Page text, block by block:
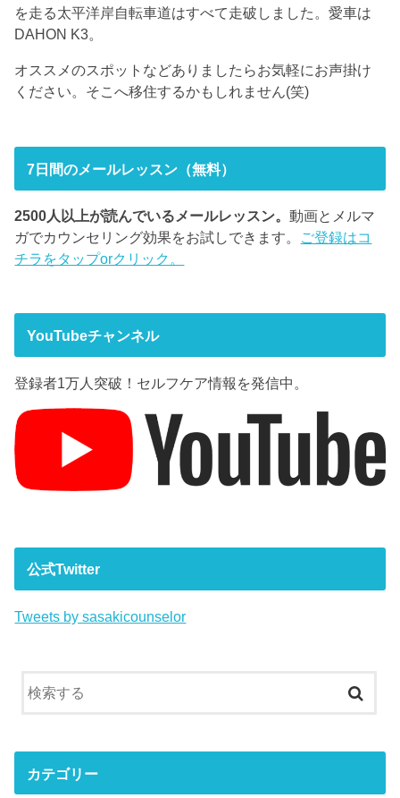
を走る太平洋岸自転車道はすべて走破しました。愛車は
DAHON K3。
オススメのスポットなどありましたらお気軽にお声掛け
ください。そこへ移住するかもしれません(笑)
7日間のメールレッスン（無料）
2500人以上が読んでいるメールレッスン。動画とメルマ
ガでカウンセリング効果をお試しできます。 ご登録はコ
チラをタップorクリック。
YouTubeチャンネル
登録者1万人突破！セルフケア情報を発信中。
公式Twitter
Tweets by sasakicounselor
カテゴリー